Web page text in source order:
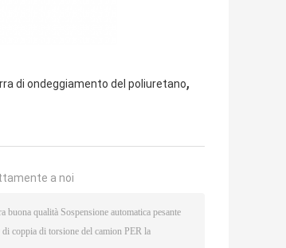
di ondeggiamento del poliuretano,
a noi